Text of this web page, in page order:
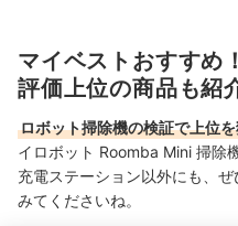
マイベストおすすめ
評価上位の商品も紹
ロボット掃除機の検証で上位
イロボット Roomba Mini 掃除
充電ステーション以外にも、
みてくださいね。